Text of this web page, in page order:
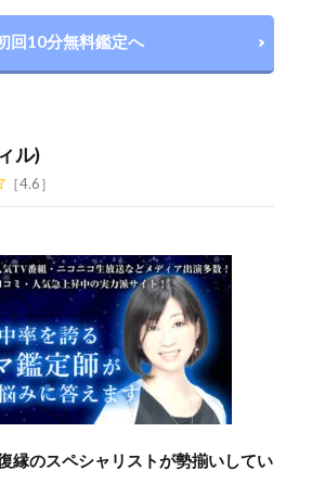
回10分無料鑑定へ
ル)
4.6
縁のスペシャリストが勢揃いしてい